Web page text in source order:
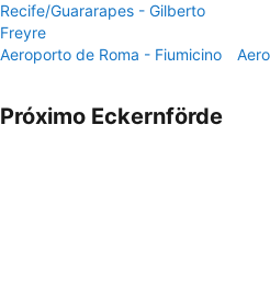
Recife/Guararapes - Gilberto
Freyre
Aeroporto de Roma - Fiumicino
Próximo Eckernförde